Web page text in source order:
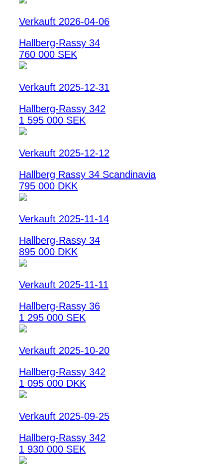
Verkauft 2026-04-06
Hallberg-Rassy 34
760 000 SEK
Verkauft 2025-12-31
Hallberg-Rassy 342
1 595 000 SEK
Verkauft 2025-12-12
Hallberg Rassy 34 Scandinavia
795 000 DKK
Verkauft 2025-11-14
Hallberg-Rassy 34
895 000 DKK
Verkauft 2025-11-11
Hallberg-Rassy 36
1 295 000 SEK
Verkauft 2025-10-20
Hallberg-Rassy 342
1 095 000 DKK
Verkauft 2025-09-25
Hallberg-Rassy 342
1 930 000 SEK